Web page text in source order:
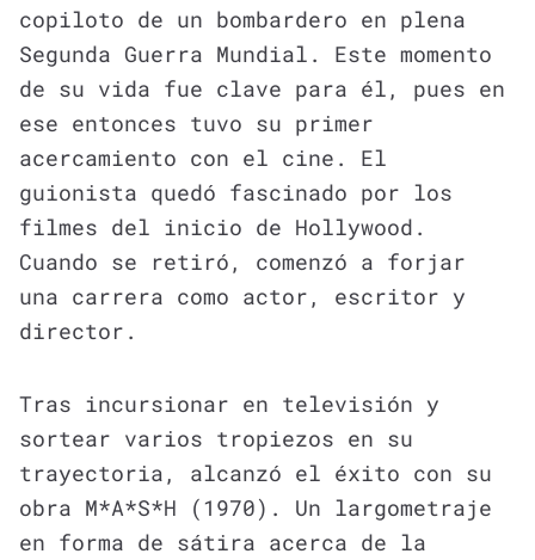
copiloto de un bombardero en plena
Segunda Guerra Mundial. Este momento
de su vida fue clave para él, pues en
ese entonces tuvo su primer
acercamiento con el cine. El
guionista quedó fascinado por los
filmes del inicio de Hollywood.
Cuando se retiró, comenzó a forjar
una carrera como actor, escritor y
director.
Tras incursionar en televisión y
sortear varios tropiezos en su
trayectoria, alcanzó el éxito con su
obra M*A*S*H (1970). Un largometraje
en forma de sátira acerca de la